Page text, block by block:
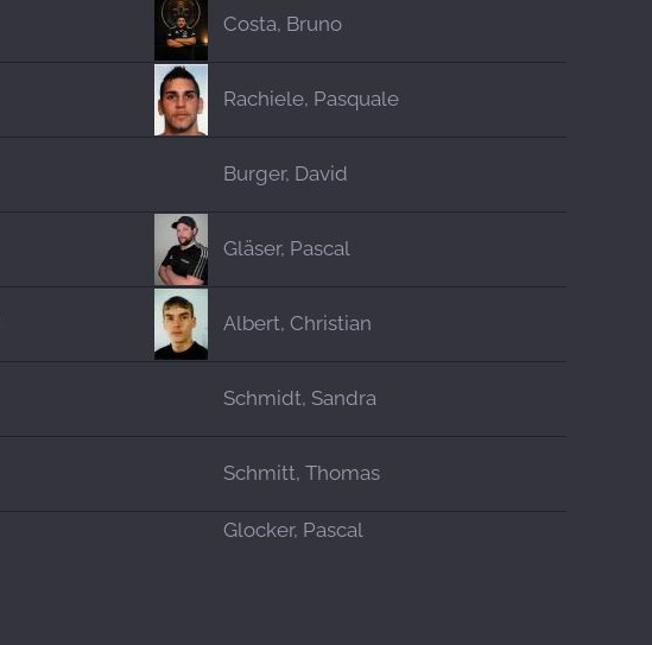
Costa, Bruno
Rachiele, Pasquale
Burger, David
Gläser, Pascal
Albert, Christian
Schmidt, Sandra
Schmitt, Thomas
Glocker, Pascal